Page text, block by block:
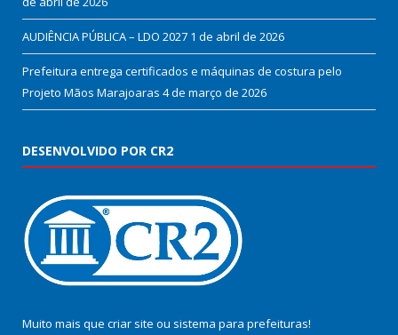
AUDIÊNCIA PÚBLICA – LDO 2027 1 de abril de 2026
Prefeitura entrega certificados e máquinas de costura pelo
Projeto Mãos Marajoaras 4 de março de 2026
DESENVOLVIDO POR CR2
Muito mais que criar site ou sistema para prefeituras!